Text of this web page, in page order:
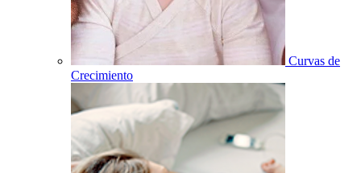
Curvas de
Crecimiento